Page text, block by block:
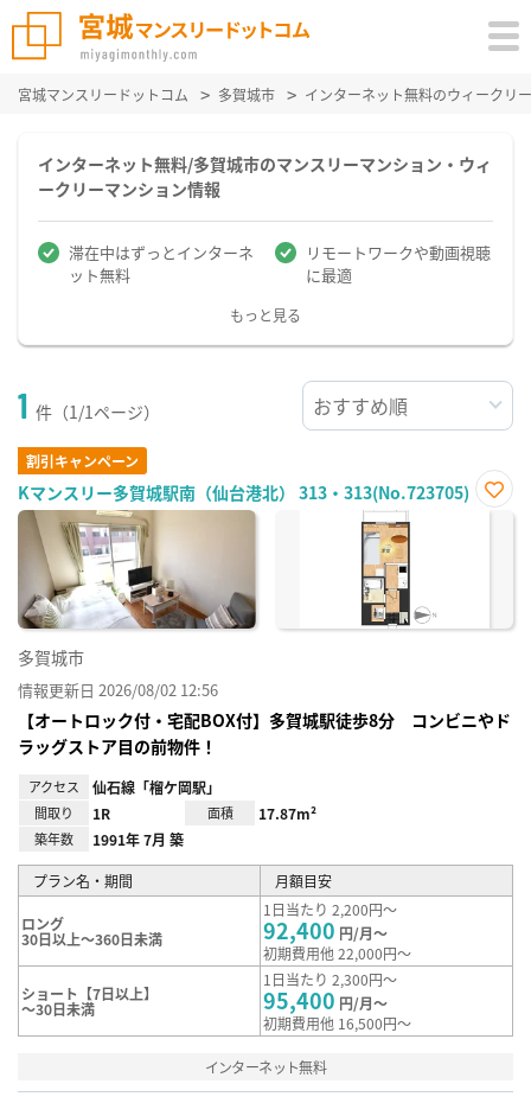
宮城マンスリードットコム 多賀城市 インターネット無料のウィークリ
インターネット無料/多賀城市のマンスリーマンション・ウィ
ークリーマンション情報
滞在中はずっとインターネ
ット無料
リモートワークや動画視聴
に最適
もっと見る
1 件（1/1ページ）
割引キャンペーン
Kマンスリー多賀城駅南（仙台港北） 313・313(No.723705)
お気
多賀城市
情報更新日 2026/08/02 12:56
【オートロック付・宅配BOX付】多賀城駅徒歩8分 コンビニやド
ラッグストア目の前物件！
アクセス 仙石線「榴ケ岡駅」
間取り 1R 面積 17.87m²
築年数 1991年 7月 築
プラン名・期間 月額目安
ロング
30日以上～360日未満
1日当たり 2,200円～
92,400 円/月～
初期費用他 22,000円～
ショート【7日以上】
～30日未満
1日当たり 2,300円～
95,400 円/月～
初期費用他 16,500円～
インターネット無料